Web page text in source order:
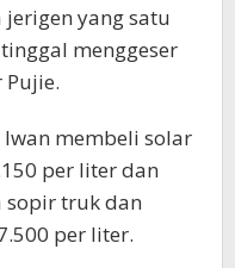
yang satu
menggeser
Pujie.
membeli solar
per liter dan
truk dan
per liter.